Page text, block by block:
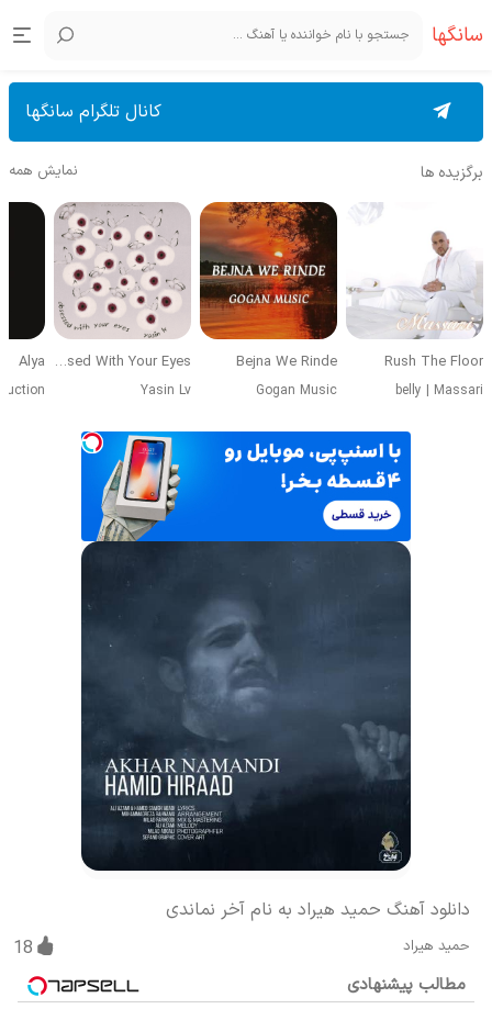
سانگها
کانال تلگرام سانگها
برگزیده ها نمایش همه
Rush The Floor
belly | Massari
Bejna We Rinde
Gogan Music
Obsessed With Your Eyes
Yasin Lv
Alya
دانلود آهنگ حمید هیراد به نام آخر نماندی
حمید هیراد 18
مطالب پیشنهادی